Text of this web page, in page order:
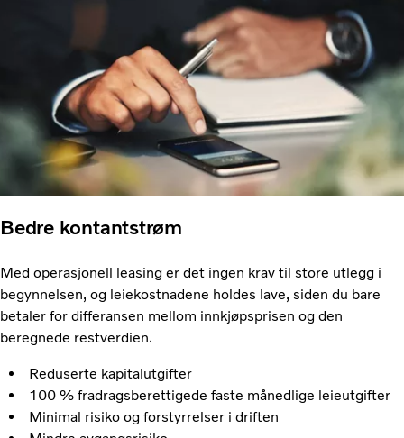
Bedre kontantstrøm
Med operasjonell leasing er det ingen krav til store utlegg i
begynnelsen, og leiekostnadene holdes lave, siden du bare
betaler for differansen mellom innkjøpsprisen og den
beregnede restverdien.
Reduserte kapitalutgifter
100 % fradragsberettigede faste månedlige leieutgifter
Minimal risiko og forstyrrelser i driften